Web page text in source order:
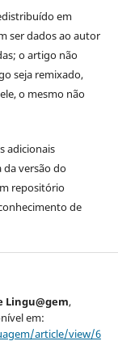
em
ser dados ao autor
o artigo não
seja remixado,
o mesmo não
adicionais
da versão do
repositório
de
Lingu@gem,
em:
article/view/6